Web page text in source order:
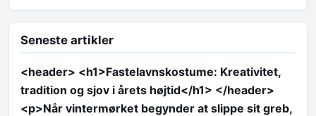
Seneste artikler
<header> <h1>Fastelavnskostume: Kreativitet,
tradition og sjov i årets højtid</h1> </header>
<p>Når vintermørket begynder at slippe sit greb,